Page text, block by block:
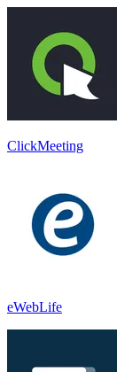
ClickMeeting
eWebLife